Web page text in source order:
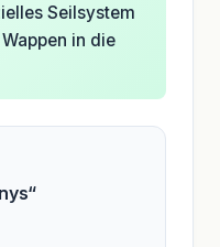
Seilsystem
in die